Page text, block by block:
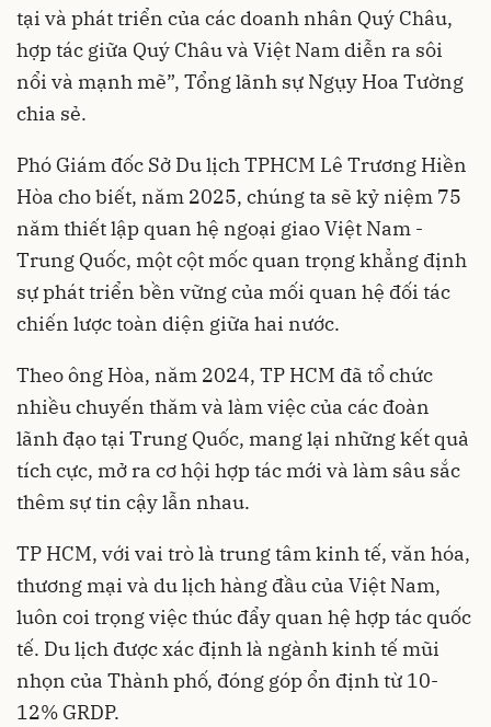
tại và phát triển của các doanh nhân Quý Châu,
hợp tác giữa Quý Châu và Việt Nam diễn ra sôi
nổi và mạnh mẽ”, Tổng lãnh sự Ngụy Hoa Tường
chia sẻ.
Phó Giám đốc Sở Du lịch TPHCM Lê Trương Hiền
Hòa cho biết, năm 2025, chúng ta sẽ kỷ niệm 75
năm thiết lập quan hệ ngoại giao Việt Nam -
Trung Quốc, một cột mốc quan trọng khẳng định
sự phát triển bền vững của mối quan hệ đối tác
chiến lược toàn diện giữa hai nước.
Theo ông Hòa, năm 2024, TP HCM đã tổ chức
nhiều chuyến thăm và làm việc của các đoàn
lãnh đạo tại Trung Quốc, mang lại những kết quả
tích cực, mở ra cơ hội hợp tác mới và làm sâu sắc
thêm sự tin cậy lẫn nhau.
TP HCM, với vai trò là trung tâm kinh tế, văn hóa,
thương mại và du lịch hàng đầu của Việt Nam,
luôn coi trọng việc thúc đẩy quan hệ hợp tác quốc
tế. Du lịch được xác định là ngành kinh tế mũi
nhọn của Thành phố, đóng góp ổn định từ 10-
12% GRDP.